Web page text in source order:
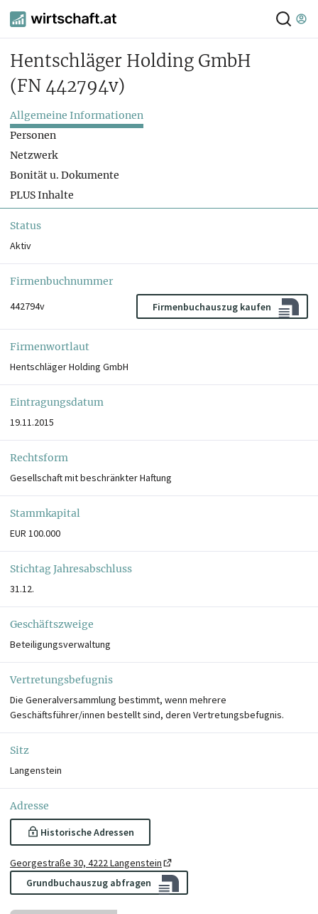
Hentschläger Holding GmbH
(FN 442794v)
Allgemeine Informationen
Personen
Netzwerk
Bonität u. Dokumente
PLUS Inhalte
Status
Aktiv
Firmenbuchnummer
442794v
Firmenbuchauszug kaufen
Firmenwortlaut
Hentschläger Holding GmbH
Eintragungsdatum
19.11.2015
Rechtsform
Gesellschaft mit beschränkter Haftung
Stammkapital
EUR 100.000
Stichtag Jahresabschluss
31.12.
Geschäftszweige
Beteiligungsverwaltung
Vertretungsbefugnis
Die Generalversammlung bestimmt, wenn mehrere
Geschäftsführer/innen bestellt sind, deren Vertretungsbefugnis.
Sitz
Langenstein
Adresse
Historische Adressen
Georgestraße 30, 4222 Langenstein
Grundbuchauszug abfragen